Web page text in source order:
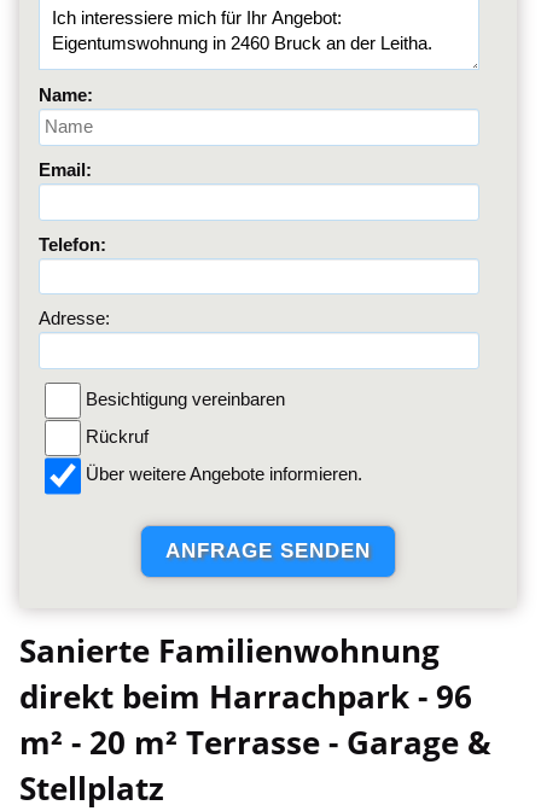
Name:
Email:
Telefon:
Adresse:
Besichtigung vereinbaren
Rückruf
Über weitere Angebote informieren.
Sanierte Familienwohnung
direkt beim Harrachpark - 96
m² - 20 m² Terrasse - Garage &
Stellplatz